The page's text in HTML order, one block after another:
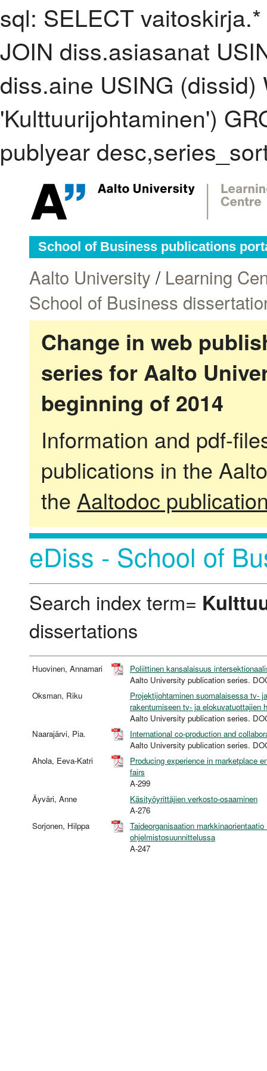
sql: SELECT
JOIN diss.asiasanat
diss.aine USING
'Kulttuurijohtaminen')
publyear
School of Business publications
Aalto University / Learning
School of Business
Change in web
series for Aalto
beginning of 2014
Information and pdf-
publications in the
the Aaltodoc
eDiss - School of
Search index term=
dissertations
Huovinen, Annamari
Poliittinen kansalaisuus
Aalto University publication series.
Oksman, Riku
Projektijohtaminen suomalaisessa tv-
rakentumiseen tv- ja elokuvatuottajien
Aalto University publication series.
Naarajärvi, Pia.
International co-production and
Aalto University publication series.
Ahola, Eeva-Katri
Producing experience in marketplace
fairs
A-299
Äyväri, Anne
Käsityöyrittäjien verkosto-osaaminen
A-276
Sorjonen, Hilppa
Taideorganisaation
ohjelmistosuunnittelussa
A-247